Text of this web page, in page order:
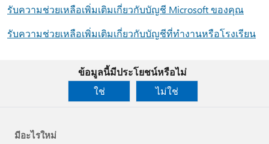
รับความช่วยเหลือเพิ่มเติมเกี่ยวกับบัญชี Microsoft ของคุณ
รับความช่วยเหลือเพิ่มเติมเกี่ยวกับบัญชีที่ทํางานหรือโรงเรียน
ข้อมูลนี้มีประโยชน์หรือไม่
ใช่
ไม่ใช่
มีอะไรใหม่